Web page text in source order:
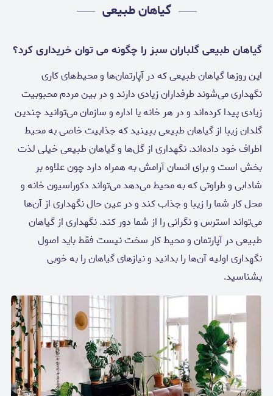
گیاهان طبیعی
گیاهان طبیعی گلباران سبز را چگونه می توان خریداری کرد؟
این روزها گیاهان طبیعی که در آپارتمان‌ها و محیط‌های کاری
نگهداری می‌شوند طرفداران زیادی دارند و در بین مردم محبوبیت
زیادی پیدا کرده‌اند و در هر خانه یا اداره و سازمان می‌توانید چندین
گلدان زیبا از گیاهان طبیعی ببینید که جذابیت خاصی به محیط
اطراف خود داده‌اند. نگهداری از گل‌ها و گیاهان طبیعی خیلی لذت
بخش است و برای انسان آرامش به همراه دارد چون علاوه بر
شادابی و طراوتی که به محیط می‌دهد می‌تواند دکوراسیون خانه و
محل کار شما را زیبا و جذاب کند و در عین حال نگهداری از آن‌ها
می‌تواند استرس و نگرانی را از شما دور کند. نگهداری از گیاهان
طبیعی در آپارتمان و محیط کار سخت نیست فقط باید اصول
نگهداری اولیه آن‌ها را بدانید و نیازهای گیاهان را به خوبی
بشناسید.